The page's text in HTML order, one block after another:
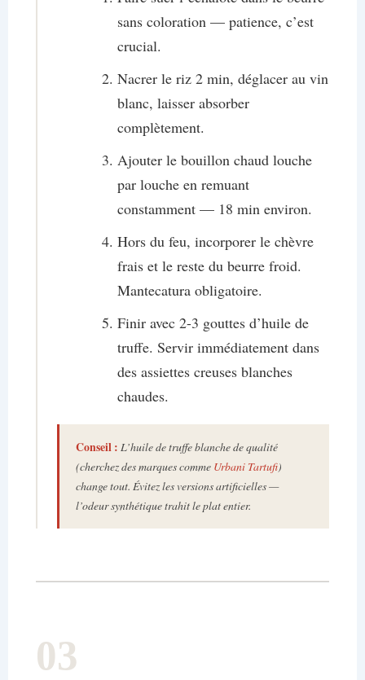
sans coloration — patience, c’est
crucial.
Nacrer le riz 2 min, déglacer au vin
blanc, laisser absorber
complètement.
Ajouter le bouillon chaud louche
par louche en remuant
constamment — 18 min environ.
Hors du feu, incorporer le chèvre
frais et le reste du beurre froid.
Mantecatura obligatoire.
Finir avec 2-3 gouttes d’huile de
truffe. Servir immédiatement dans
des assiettes creuses blanches
chaudes.
Conseil: L’huile de truffe blanche de qualité
(cherchez des marques comme Urbani Tartufi)
change tout. Évitez les versions artificielles —
l’odeur synthétique trahit le plat entier.
03